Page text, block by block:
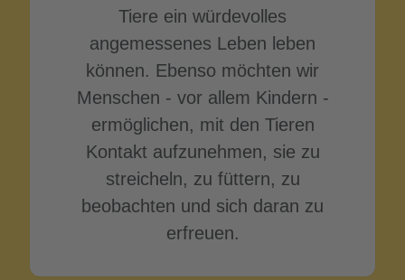
Tiere ein würdevolles
angemessenes Leben leben
können. Ebenso möchten wir
Menschen - vor allem Kindern -
ermöglichen, mit den Tieren
Kontakt aufzunehmen, sie zu
streicheln, zu füttern, zu
beobachten und sich daran zu
erfreuen.